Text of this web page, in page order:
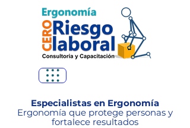
Especialistas en Ergonomía
Ergonomía que protege personas y
fortalece resultados